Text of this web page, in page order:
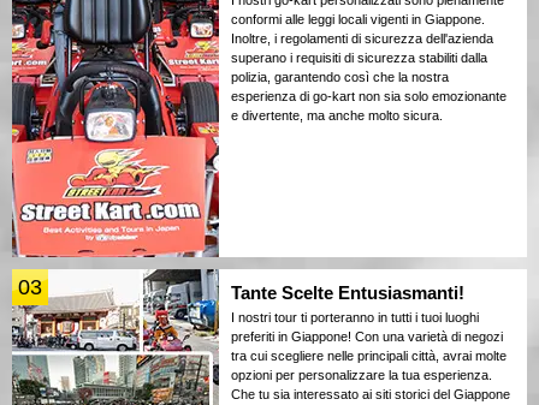
conformi alle leggi locali vigenti in Giappone.
Inoltre, i regolamenti di sicurezza dell'azienda
superano i requisiti di sicurezza stabiliti dalla
polizia, garantendo così che la nostra
esperienza di go-kart non sia solo emozionante
e divertente, ma anche molto sicura.
03 Tante Scelte Entusiasmanti!
I nostri tour ti porteranno in tutti i tuoi luoghi
preferiti in Giappone! Con una varietà di negozi
tra cui scegliere nelle principali città, avrai molte
opzioni per personalizzare la tua esperienza.
Che tu sia interessato ai siti storici del Giappone